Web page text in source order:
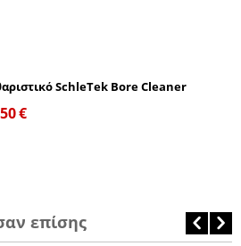
SchleTek Bore Cleaner
€
επίσης